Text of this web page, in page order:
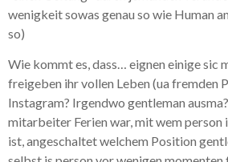
wenigkeit sowas genau so wie Human
so)
Wie kommt es, dass… eignen einige sic
freigeben ihr vollen Leben (ua fremden
Instagram? Irgendwo gentleman
mitarbeiter Ferien war, mit wem person
ist, angeschaltet welchem Position